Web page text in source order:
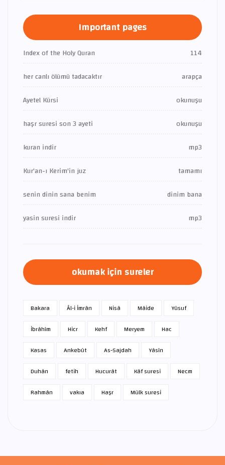
Important pages
Index of the Holy Quran
114
her canlı ölümü tadacaktır
arapça
Ayetel Kürsi
okunuşu
haşr suresi son 3 ayeti
okunuşu
kuran indir
mp3
Kur'an-ı Kerim'in juz
tamamı
senin dinin sana benim
dinim bana
yasin suresi indir
mp3
okumak için sureler
Bakara Âl-i İmrân Nisâ Mâide
Yûsuf
İbrâhîm
Hicr Kehf Meryem
Hac
Kasas
Ankebût As-Sajdah
Yâsîn
Duhân
fetih Hucurât Kâf suresi
Necm
Rahmân
vakıa Haşr Mülk suresi